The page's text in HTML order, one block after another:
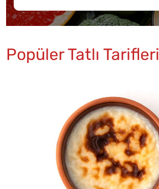
Popüler Tatlı Tarifleri